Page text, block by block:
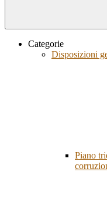
Categorie
Disposizioni
Piano